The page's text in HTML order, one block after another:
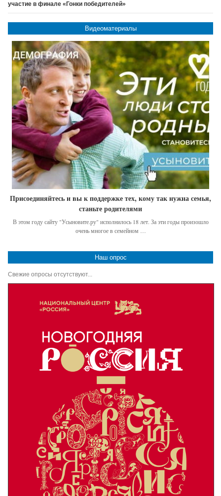
участие в финале «Гонки победителей»
Видеоматериалы
Присоединяйтесь и вы к поддержке тех, кому так нужна семья,
станьте родителями
В этом году сайту "Усыновите.ру" исполнилось 18 лет. За эти годы произошло
очень многое в семейном …
Наш опрос
Свежие опросы отсутствуют...